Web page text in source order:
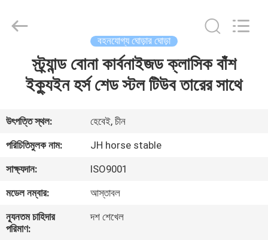
আমাদের
সম্পর্কে
কারখানা
ভ্রমণ
products
বহনযোগ্য ঘোড়ার ঘোড়া
স্ট্র্যান্ড বোনা কার্বনাইজড ক্লাসিক বাঁশ
ইক্যুইন হর্স শেড স্টল টিউব তারের সাথে
উৎপত্তি স্থল:
হেবেই, চীন
পরিচিতিমুলক নাম:
JH horse stable
সাক্ষ্যদান:
ISO9001
মডেল নম্বার:
আস্তাবল
ন্যূনতম চাহিদার
পরিমাণ:
দশ শেখেল